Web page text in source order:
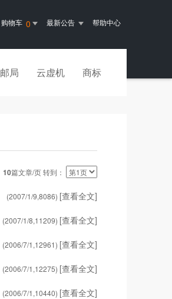
购物车 0 最新公告 帮助中心
邮局 云虚机 商标
10篇文章/页 转到：
(2007/1/9,8086) [查看全文]
(2007/1/8,11209) [查看全文]
(2006/7/1,12961) [查看全文]
(2006/7/1,12275) [查看全文]
(2006/7/1,10440) [查看全文]